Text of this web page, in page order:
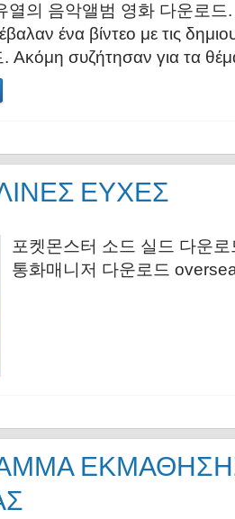
열의 음악앨범 영화 다운로드
ένα βίντεο με τις
Ακόμη συζήτησαν για τα
ΕΥΧΕΣ
포켓몬스터 소드 실드 다운
통화매니저 다운로드